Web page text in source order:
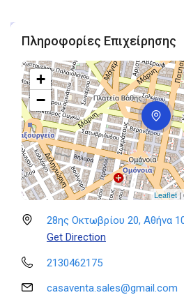
Πληροφορίες Επιχείρησης
+
−
Leaflet
28ης Οκτωβρίου 20, Αθήνα
Get Direction
2130462175
casaventa.sales@gmail.com